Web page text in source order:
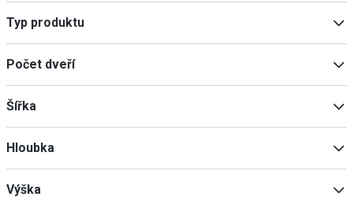
Typ produktu
Chladicí regály
Počet dveří
Šířka
Hloubka
Výška